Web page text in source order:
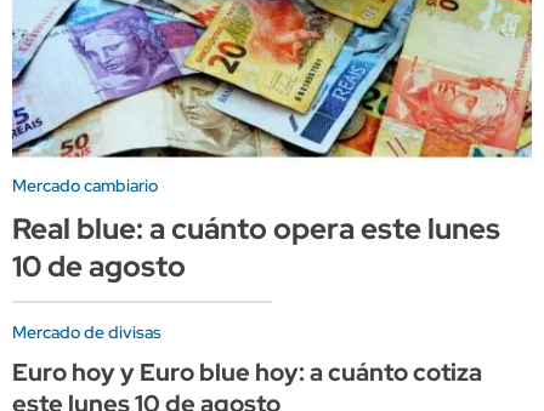
Mercado cambiario
Real blue: a cuánto opera este lunes
10 de agosto
Mercado de divisas
Euro hoy y Euro blue hoy: a cuánto cotiza
este lunes 10 de agosto